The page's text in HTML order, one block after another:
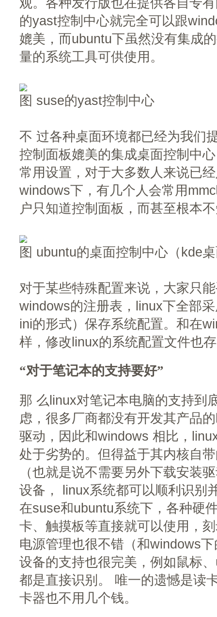
的yast控制中心就完全可以跟
媲美，而ubuntu下虽然没有集成
量的系统工具可供使用。
图 suse的yast控制中心
不 过各种桌面环境都已经为我们
控制面板媲美的集成桌面控制中
常用设置，对于大多数人来说已
windows下，有几个人会常用
户只知道控制面板，而甚至根本
图 ubuntu的桌面控制中心（kde
对于某些特殊配置来说，大家只
windows的注册表，linux下全部
ini的形式）保存系统配置。和在
样，修改linux的系统配置文件也
“对于笔记本的支持要好”
那 么linux对笔记本电脑的支持到
虑，很多厂商都没有开发其产品
驱动，因此和windows 相比，
处于劣势的。但得益于其内核自
（也就是说不需要另外下载安装
设备， linux系统都可以顺利识别
在suse和ubuntu系统下，各种硬
卡、触摸板等直接就可以使用，
电源管理也很不错（和windows
设备的支持也很完美，例如鼠标
都是直接识别。 唯一的遗憾是读
卡器也不用几个钱。